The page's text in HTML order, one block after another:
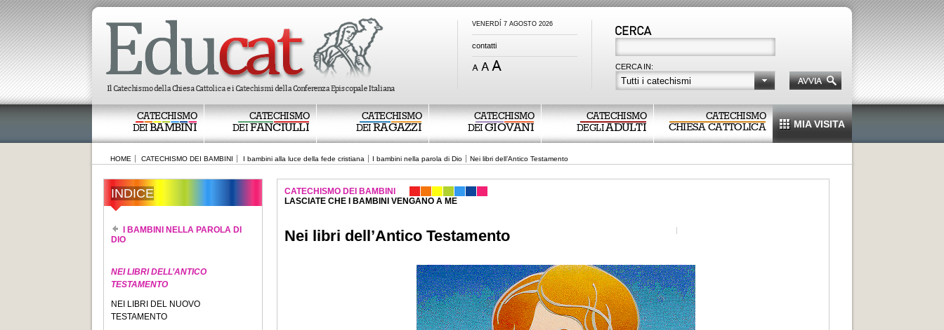
VENERDÍ 7 AGOSTO 2026
contatti
CERCA IN:
Tutti i catechismi
CATECHISMO
DEIBAMBINI
CATECHISMO
DEIFANCIULLI
CATECHISMO
DEIRAGAZZI
CATECHISMO
DEIGIOVANI
CATECHISMO
DEGLIADULTI
CATECHISMO
CHIESA CATTOLICA MIA VISITA
HOME CATECHISMO DEI BAMBINI I bambini alla luce della fede cristiana I bambini nella parola di Dio Nei libri dell’Antico Testamento
INDICE
I BAMBINI NELLA PAROLA DI
DIO
NEI LIBRI DELL’ANTICO
TESTAMENTO
NEI LIBRI DEL NUOVO
TESTAMENTO
CATECHISMO DEI BAMBINI
LASCIATE CHE I BAMBINI VENGANO A ME
Nei libri dell’Antico Testamento